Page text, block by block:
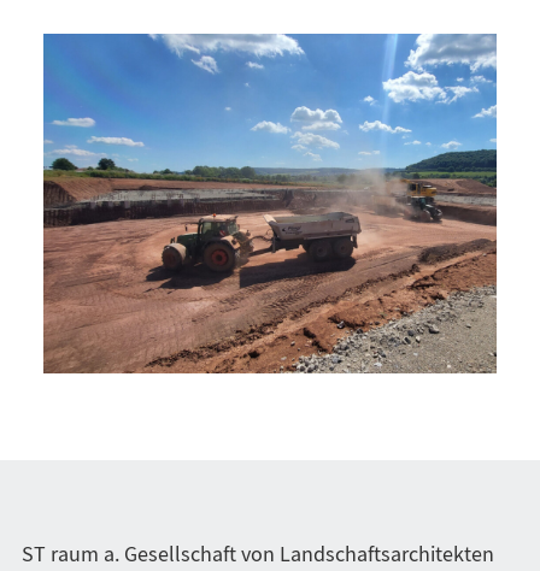
ST raum a. Gesellschaft von Landschaftsarchitekten